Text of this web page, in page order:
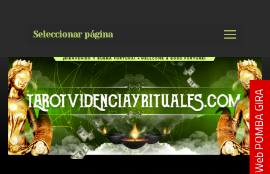
Seleccionar página
Web POMBA GIRA